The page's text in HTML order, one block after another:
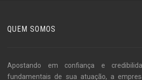
QUEM SOMOS
Apostando em confiança e
fundamentais de sua atuação, a